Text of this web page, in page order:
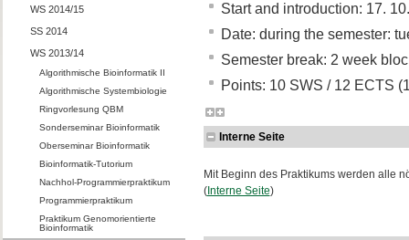
WS 2014/15
SS 2014
WS 2013/14
Algorithmische Bioinformatik II
Algorithmische Systembiologie
Ringvorlesung QBM
Sonderseminar Bioinformatik
Oberseminar Bioinformatik
Bioinformatik-Tutorium
Nachhol-Programmierpraktikum
Programmierpraktikum
Praktikum Genomorientierte
Bioinformatik
Start and introduction: 17.
Date: during the semester:
Semester break: 2 week
Points: 10 SWS / 12 ECTS
Interne Seite
Mit Beginn des Praktikums werden alle
(Interne Seite)